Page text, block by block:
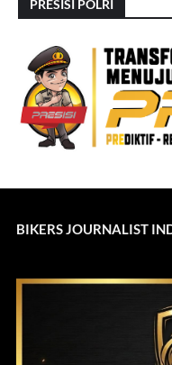
PRESISI POLRI
BIKERS JOURNALIST